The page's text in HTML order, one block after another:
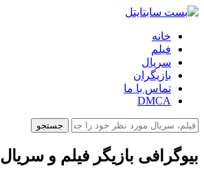
خانه
فیلم
سریال
بازیگران
تماس با ما
DMCA
جستجو
بیوگرافی بازیگر فیلم و سریال Sara Rue